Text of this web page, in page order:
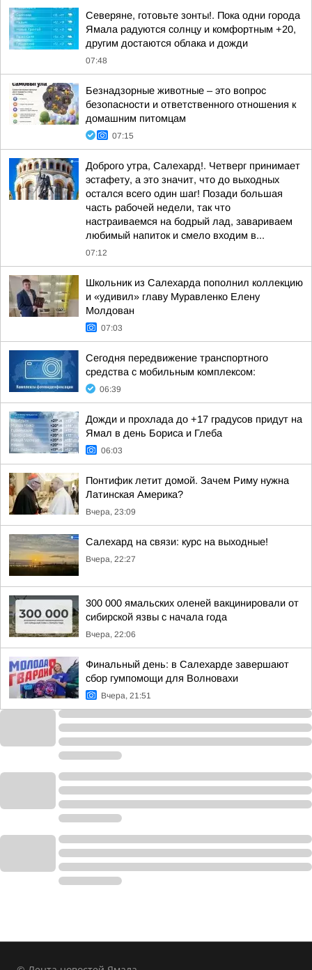
Северяне, готовьте зонты!. Пока одни города
Ямала радуются солнцу и комфортным +20,
другим достаются облака и дожди
07:48
Безнадзорные животные – это вопрос
безопасности и ответственного отношения к
домашним питомцам
07:15
Доброго утра, Салехард!. Четверг принимает
эстафету, а это значит, что до выходных
остался всего один шаг! Позади большая
часть рабочей недели, так что
настраиваемся на бодрый лад, завариваем
любимый напиток и смело входим в...
07:12
Школьник из Салехарда пополнил коллекцию
и «удивил» главу Муравленко Елену
Молдован
07:03
Сегодня передвижение транспортного
средства с мобильным комплексом:
06:39
Дожди и прохлада до +17 градусов придут на
Ямал в день Бориса и Глеба
06:03
Понтифик летит домой. Зачем Риму нужна
Латинская Америка?
Вчера, 23:09
Салехард на связи: курс на выходные!
Вчера, 22:27
300 000 ямальских оленей вакцинировали от
сибирской язвы с начала года
Вчера, 22:06
Финальный день: в Салехарде завершают
сбор гумпомощи для Волновахи
Вчера, 21:51